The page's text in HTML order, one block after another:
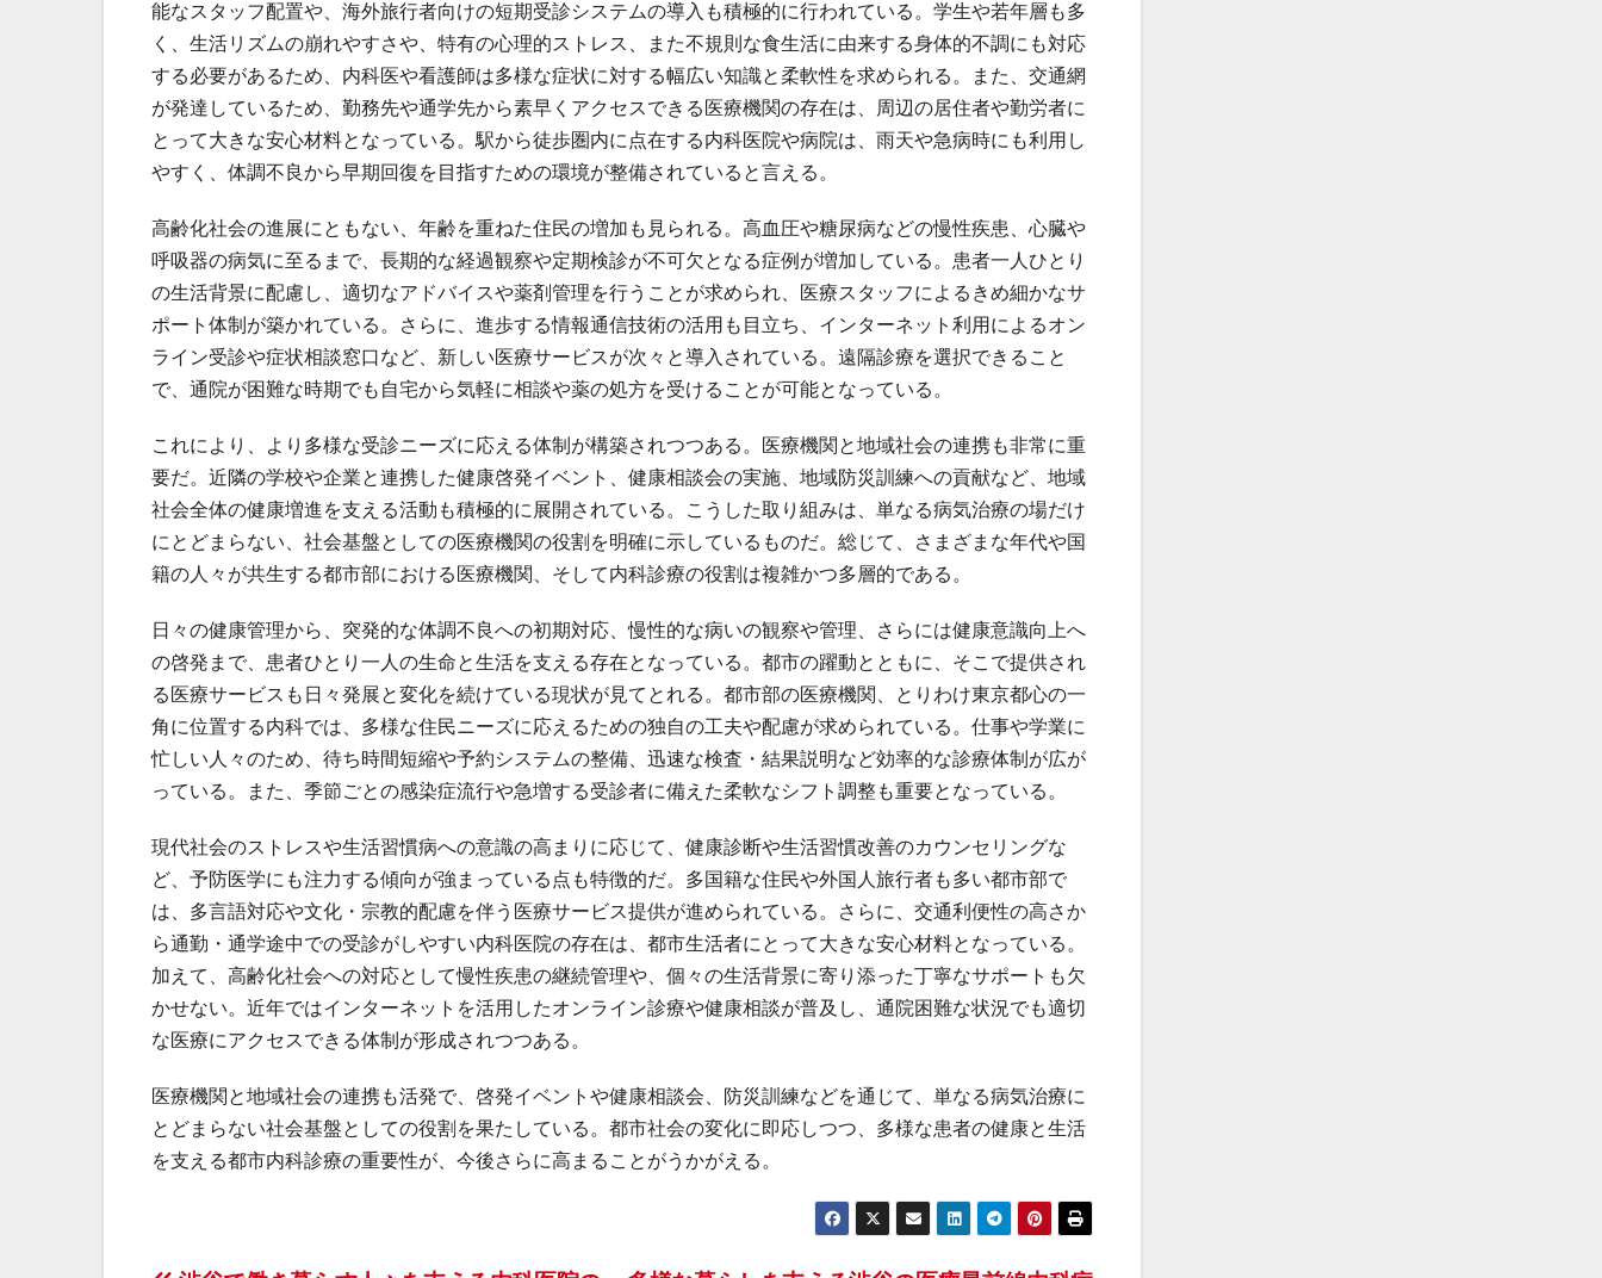
能なスタッフ配置や、海外旅行者向けの短期受診システムの導入も積極的に行われている。学生や若年層も多
く、生活リズムの崩れやすさや、特有の心理的ストレス、また不規則な食生活に由来する身体的不調にも対応
する必要があるため、内科医や看護師は多様な症状に対する幅広い知識と柔軟性を求められる。また、交通網
が発達しているため、勤務先や通学先から素早くアクセスできる医療機関の存在は、周辺の居住者や勤労者に
とって大きな安心材料となっている。駅から徒歩圏内に点在する内科医院や病院は、雨天や急病時にも利用し
やすく、体調不良から早期回復を目指すための環境が整備されていると言える。
高齢化社会の進展にともない、年齢を重ねた住民の増加も見られる。高血圧や糖尿病などの慢性疾患、心臓や
呼吸器の病気に至るまで、長期的な経過観察や定期検診が不可欠となる症例が増加している。患者一人ひとり
の生活背景に配慮し、適切なアドバイスや薬剤管理を行うことが求められ、医療スタッフによるきめ細かなサ
ポート体制が築かれている。さらに、進歩する情報通信技術の活用も目立ち、インターネット利用によるオン
ライン受診や症状相談窓口など、新しい医療サービスが次々と導入されている。遠隔診療を選択できること
で、通院が困難な時期でも自宅から気軽に相談や薬の処方を受けることが可能となっている。
これにより、より多様な受診ニーズに応える体制が構築されつつある。医療機関と地域社会の連携も非常に重
要だ。近隣の学校や企業と連携した健康啓発イベント、健康相談会の実施、地域防災訓練への貢献など、地域
社会全体の健康増進を支える活動も積極的に展開されている。こうした取り組みは、単なる病気治療の場だけ
にとどまらない、社会基盤としての医療機関の役割を明確に示しているものだ。総じて、さまざまな年代や国
籍の人々が共生する都市部における医療機関、そして内科診療の役割は複雑かつ多層的である。
日々の健康管理から、突発的な体調不良への初期対応、慢性的な病いの観察や管理、さらには健康意識向上へ
の啓発まで、患者ひとり一人の生命と生活を支える存在となっている。都市の躍動とともに、そこで提供され
る医療サービスも日々発展と変化を続けている現状が見てとれる。都市部の医療機関、とりわけ東京都心の一
角に位置する内科では、多様な住民ニーズに応えるための独自の工夫や配慮が求められている。仕事や学業に
忙しい人々のため、待ち時間短縮や予約システムの整備、迅速な検査・結果説明など効率的な診療体制が広が
っている。また、季節ごとの感染症流行や急増する受診者に備えた柔軟なシフト調整も重要となっている。
現代社会のストレスや生活習慣病への意識の高まりに応じて、健康診断や生活習慣改善のカウンセリングな
ど、予防医学にも注力する傾向が強まっている点も特徴的だ。多国籍な住民や外国人旅行者も多い都市部で
は、多言語対応や文化・宗教的配慮を伴う医療サービス提供が進められている。さらに、交通利便性の高さか
ら通勤・通学途中での受診がしやすい内科医院の存在は、都市生活者にとって大きな安心材料となっている。
加えて、高齢化社会への対応として慢性疾患の継続管理や、個々の生活背景に寄り添った丁寧なサポートも欠
かせない。近年ではインターネットを活用したオンライン診療や健康相談が普及し、通院困難な状況でも適切
な医療にアクセスできる体制が形成されつつある。
医療機関と地域社会の連携も活発で、啓発イベントや健康相談会、防災訓練などを通じて、単なる病気治療に
とどまらない社会基盤としての役割を果たしている。都市社会の変化に即応しつつ、多様な患者の健康と生活
を支える都市内科診療の重要性が、今後さらに高まることがうかがえる。